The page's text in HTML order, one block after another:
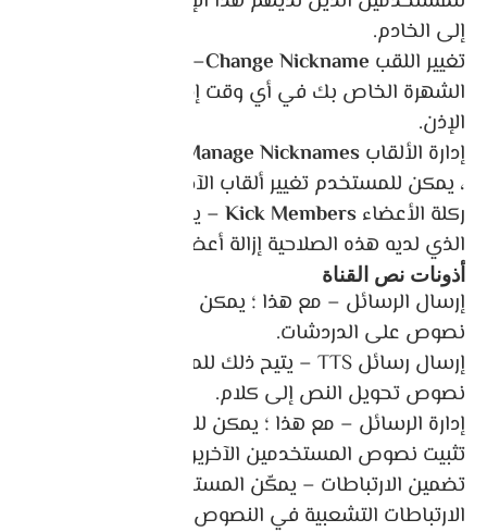
إلى الخادم.
تغيير اللقب Change Nickname– يمكنك تغيير اسم
الشهرة الخاص بك في أي وقت إذا تم تمكين هذا
الإذن.
إدارة الألقاب Manage Nicknames
، يمكن للمستخدم تغيير ألقاب الآخرين.
ركلة الأعضاء Kick Members – يمكن للمستخدم
الذي لديه هذه الصلاحية إزالة أعضاء من الخادم.
أذونات نص القناة
إرسال الرسائل – مع هذا ؛ يمكن للمستخدمين إرسال
نصوص على الدردشات.
إرسال رسائل TTS – يتيح ذلك للمستخدمين إرسال
نصوص تحويل النص إلى كلام.
إدارة الرسائل – مع هذا ؛ يمكن للمستخدم إزالة أو
تثبيت نصوص المستخدمين الآخرين.
تضمين الارتباطات – يمكّن المستخدمين من تضمين
الارتباطات التشعبية في النصوص. إرفاق الملفات – مع